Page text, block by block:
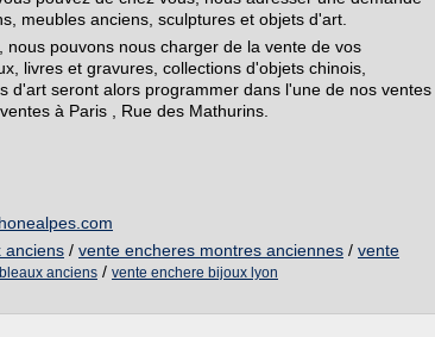
meubles anciens, sculptures et objets d'art.
pouvons nous charger de la vente de vos
livres et gravures, collections d'objets chinois,
d'art seront alors programmer dans l'une de nos ventes
à Paris , Rue des Mathurins.
anciens / vente encheres montres anciennes / vente
anciens / vente enchere bijoux lyon